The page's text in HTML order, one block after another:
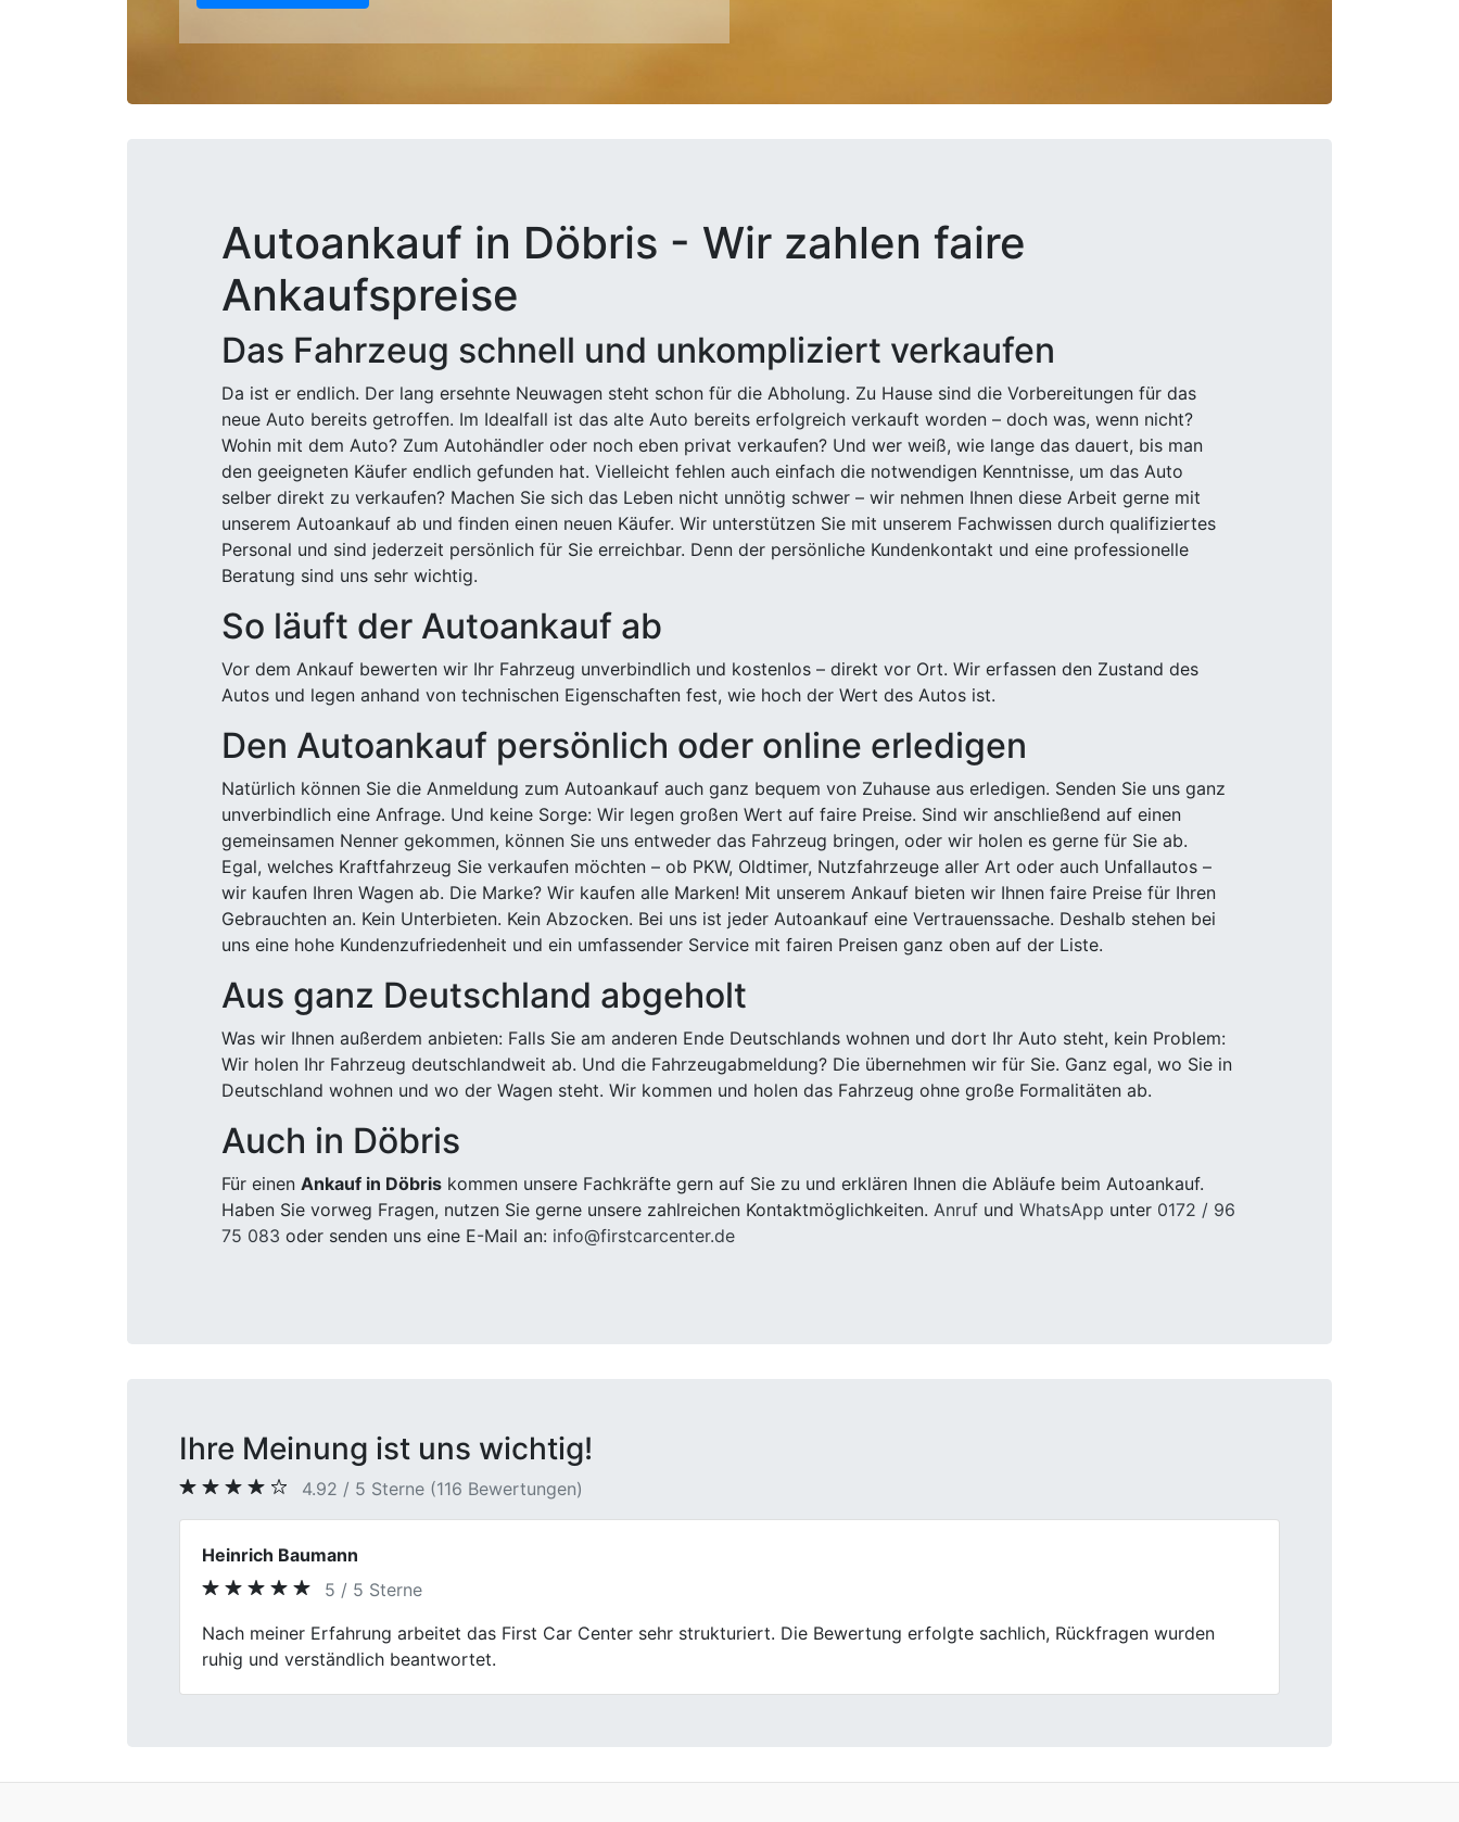
Autoankauf in Döbris - Wir zahlen faire
Ankaufspreise
Das Fahrzeug schnell und unkompliziert verkaufen
Da ist er endlich. Der lang ersehnte Neuwagen steht schon für die Abholung. Zu Hause sind die Vorbereitungen für das
neue Auto bereits getroffen. Im Idealfall ist das alte Auto bereits erfolgreich verkauft worden – doch was, wenn nicht?
Wohin mit dem Auto? Zum Autohändler oder noch eben privat verkaufen? Und wer weiß, wie lange das dauert, bis man
den geeigneten Käufer endlich gefunden hat. Vielleicht fehlen auch einfach die notwendigen Kenntnisse, um das Auto
selber direkt zu verkaufen? Machen Sie sich das Leben nicht unnötig schwer – wir nehmen Ihnen diese Arbeit gerne mit
unserem Autoankauf ab und finden einen neuen Käufer. Wir unterstützen Sie mit unserem Fachwissen durch qualifiziertes
Personal und sind jederzeit persönlich für Sie erreichbar. Denn der persönliche Kundenkontakt und eine professionelle
Beratung sind uns sehr wichtig.
So läuft der Autoankauf ab
Vor dem Ankauf bewerten wir Ihr Fahrzeug unverbindlich und kostenlos – direkt vor Ort. Wir erfassen den Zustand des
Autos und legen anhand von technischen Eigenschaften fest, wie hoch der Wert des Autos ist.
Den Autoankauf persönlich oder online erledigen
Natürlich können Sie die Anmeldung zum Autoankauf auch ganz bequem von Zuhause aus erledigen. Senden Sie uns ganz
unverbindlich eine Anfrage. Und keine Sorge: Wir legen großen Wert auf faire Preise. Sind wir anschließend auf einen
gemeinsamen Nenner gekommen, können Sie uns entweder das Fahrzeug bringen, oder wir holen es gerne für Sie ab.
Egal, welches Kraftfahrzeug Sie verkaufen möchten – ob PKW, Oldtimer, Nutzfahrzeuge aller Art oder auch Unfallautos –
wir kaufen Ihren Wagen ab. Die Marke? Wir kaufen alle Marken! Mit unserem Ankauf bieten wir Ihnen faire Preise für Ihren
Gebrauchten an. Kein Unterbieten. Kein Abzocken. Bei uns ist jeder Autoankauf eine Vertrauenssache. Deshalb stehen bei
uns eine hohe Kundenzufriedenheit und ein umfassender Service mit fairen Preisen ganz oben auf der Liste.
Aus ganz Deutschland abgeholt
Was wir Ihnen außerdem anbieten: Falls Sie am anderen Ende Deutschlands wohnen und dort Ihr Auto steht, kein Problem:
Wir holen Ihr Fahrzeug deutschlandweit ab. Und die Fahrzeugabmeldung? Die übernehmen wir für Sie. Ganz egal, wo Sie in
Deutschland wohnen und wo der Wagen steht. Wir kommen und holen das Fahrzeug ohne große Formalitäten ab.
Auch in Döbris
Für einen Ankauf in Döbris kommen unsere Fachkräfte gern auf Sie zu und erklären Ihnen die Abläufe beim Autoankauf.
Haben Sie vorweg Fragen, nutzen Sie gerne unsere zahlreichen Kontaktmöglichkeiten. Anruf und WhatsApp unter 0172 / 96
75 083 oder senden uns eine E-Mail an: info@firstcarcenter.de
Ihre Meinung ist uns wichtig!
4.92 / 5 Sterne (116 Bewertungen)
Volker Hahn
4 / 5 Sterne
Der Verkauf meines Fahrzeugs verlief geordnet und professionell. Die Kommunikation war sachlich, hätte aber stellenweise
etwas ausführlicher sein können.